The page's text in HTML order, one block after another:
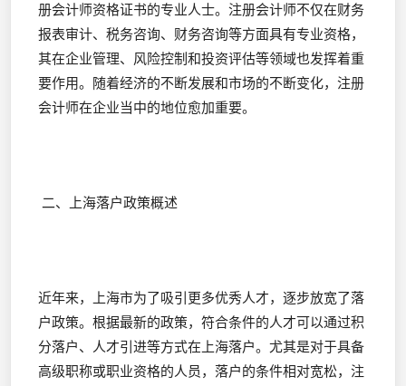
册会计师资格证书的专业人士。注册会计师不仅在财务
报表审计、税务咨询、财务咨询等方面具有专业资格，
其在企业管理、风险控制和投资评估等领域也发挥着重
要作用。随着经济的不断发展和市场的不断变化，注册
会计师在企业当中的地位愈加重要。
二、上海落户政策概述
近年来，上海市为了吸引更多优秀人才，逐步放宽了落
户政策。根据最新的政策，符合条件的人才可以通过积
分落户、人才引进等方式在上海落户。尤其是对于具备
高级职称或职业资格的人员，落户的条件相对宽松，注